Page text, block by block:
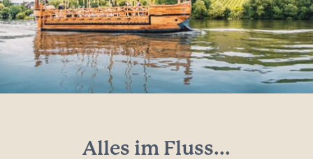
Alles im Fluss...